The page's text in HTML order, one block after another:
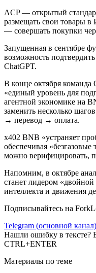
ACP — открытый
размещать свои товары
— совершать покупки
Запущенная в сентябре
возможность
ChatGPT.
В конце октября команда
«единый уровень для
агентной экономике на
заменить несколько
→ перевод → оплата.
x402 BNB «устраняет
обеспечивая
можно верифицировать,
Напомним, в октябре
станет лидером
интеллекта и движения
Подписывайтесь на
Telegram (основной канал)
Нашли ошибку в тексте?
CTRL+ENTER
Материалы по теме